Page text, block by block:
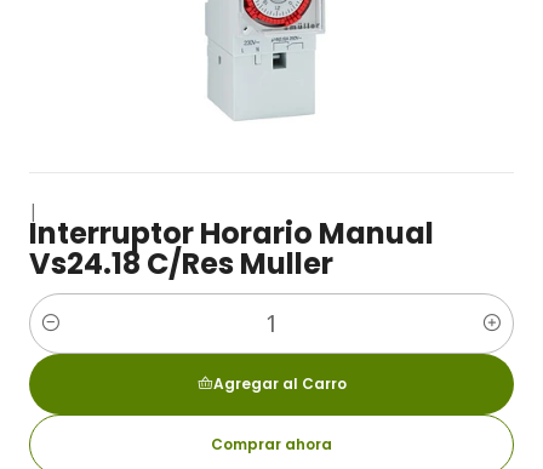
|
Interruptor Horario Manual
Vs24.18 C/Res Muller
Cantidad
Agregar al Carro
Comprar ahora